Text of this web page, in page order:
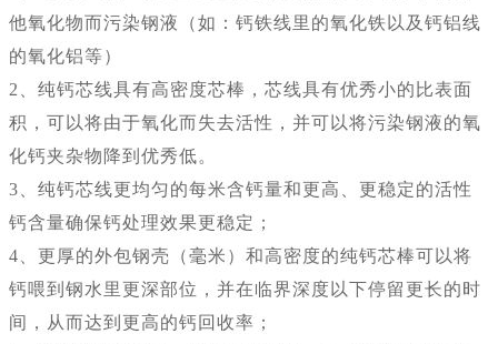
他氧化物而污染钢液（如：钙铁线里的氧化铁以及钙铝线
的氧化铝等）
2、纯钙芯线具有高密度芯棒，芯线具有优秀小的比表面
积，可以将由于氧化而失去活性，并可以将污染钢液的氧
化钙夹杂物降到优秀低。
3、纯钙芯线更均匀的每米含钙量和更高、更稳定的活性
钙含量确保钙处理效果更稳定；
4、更厚的外包钢壳（毫米）和高密度的纯钙芯棒可以将
钙喂到钢水里更深部位，并在临界深度以下停留更长的时
间，从而达到更高的钙回收率；